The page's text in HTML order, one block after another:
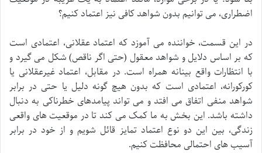
اضطراری، می توانیم بدون شواهد کافی نیز اعتماد کنیم؟
در این قسمت، خواننده می آموزد که اعتماد عقلانی، اعتمادی است
که بر اساس دلایل و شواهد معقول (حتی اگر ناقص) شکل می گیرد و
با انتظارات واقع بینانه همراه است. در مقابل، اعتماد غیرعقلانی یا
کورکورانه، اعتمادی است که بدون هیچ گونه دلیل یا حتی در برابر
شواهد منفی اتفاق می افتد و می تواند پیامدهای خطرناکی به دنبال
داشته باشد. این بخش به ما کمک می کند تا در موقعیت های واقعی
زندگی، بین این دو نوع اعتماد تمایز قائل شویم و از خود در برابر
آسیب های احتمالی محافظت کنیم.